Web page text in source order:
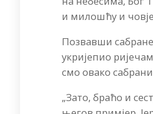
и милошћу и
Позвавши
укријепио
смо овако
„Зато, браћо и